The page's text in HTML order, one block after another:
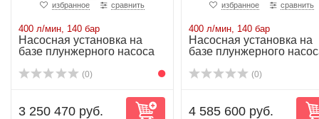
избранное сравнить
400 л/мин, 140 бар
Насосная установка на
базе плунжерного насоса
(0)
3 250 470 руб.
избранное сравнить
400 л/мин, 140 бар
Насосная установка на
базе плунжерного
(0)
4 585 600 руб.